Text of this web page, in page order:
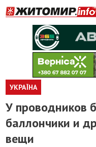
УКРАЇНА
У проводников
баллончики и
вещи